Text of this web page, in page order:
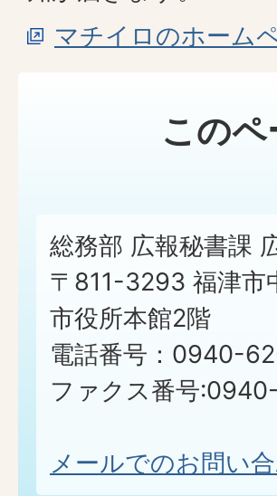
マチイロのホーム
この
総務部 広報秘書課
〒811-3293 福津市
市役所本館2階
電話番号：0940-
ファクス番号
メールでのお問い